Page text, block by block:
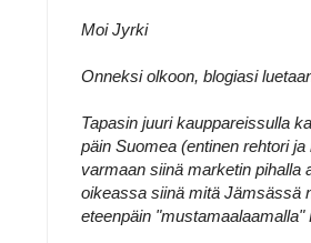
Moi Jyrki
Onneksi olkoon, blogiasi
Tapasin juuri kauppareissulla
päin Suomea (entinen rehtori
varmaan siinä marketin
oikeassa siinä mitä Jämsässä
eteenpäin